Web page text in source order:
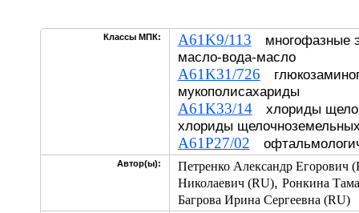
Классы МПК: A61K9/113 многофазные
масло-вода-масло
A61K31/726
мукополисахариды
A61K33/14хлориды
хлориды
A61P27/02
Автор(ы):
Петренко Александр Егорович
Николаевич (RU), Ронкина
Багрова Ирина Сергеевна (RU)